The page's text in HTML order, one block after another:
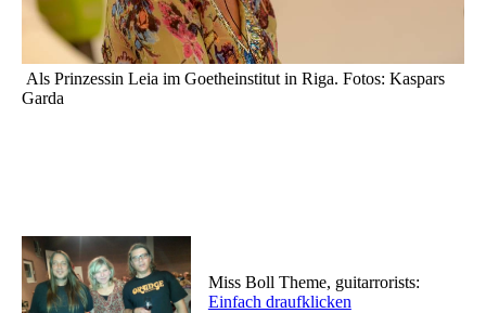
Als Prinzessin Leia im Goetheinstitut in Riga. Fotos: Kaspars
Garda
Miss Boll Theme, guitarrorists:
Einfach draufklicken